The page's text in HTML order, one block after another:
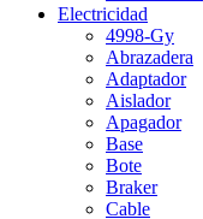
Electricidad
4998-Gy
Abrazadera
Adaptador
Aislador
Apagador
Base
Bote
Braker
Cable